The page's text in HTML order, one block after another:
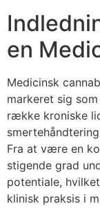
en
Medicinsk
markeret sig
række kroniske
Fra at være en
stigende grad
potentiale,
klinisk praksis i